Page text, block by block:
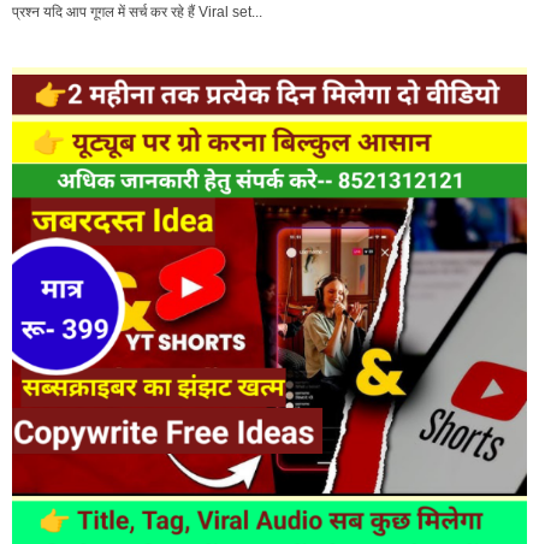
प्रश्न यदि आप गूगल में सर्च कर रहे हैं Viral set...